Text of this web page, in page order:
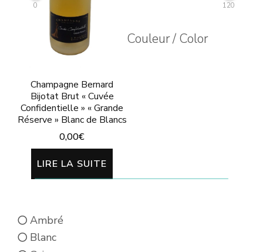
Champagne Bernard
Bijotat Brut « Cuvée
Confidentielle » « Grande
Réserve » Blanc de Blancs
0,00€
LIRE LA SUITE
0 120
Couleur / Color
Ambré
Blanc